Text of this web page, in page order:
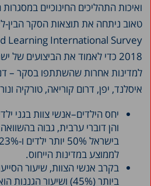
ואיכות התהליכים החינוכיים
2018 כדי לאמוד את הביצועים
למדינות אחרות שהשתתפו בסקר –
איסלנד, יפן, דרום קוריאה, טורקיה
יחס הילדים–אנשי צוות בגני
והן דוברי ערבית, גבוה
לממוצע במדינות הייחוס.
בקרב אנשי הצוות, שיעור